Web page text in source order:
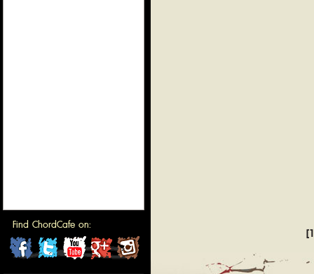
Find ChordCafe on:
ChordCafeChordCafeChordCafeChordCafe